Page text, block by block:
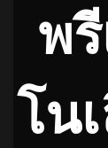
พ
โน